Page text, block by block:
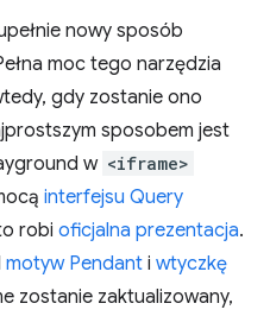
nowy sposób
moc tego narzędzia
gdy zostanie ono
sposobem jest
w <iframe>
interfejsu Query
robi oficjalna prezentacja.
motyw Pendant i wtyczkę
zostanie zaktualizowany,